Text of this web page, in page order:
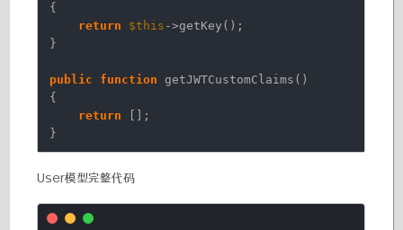
{
return
$this ->getKey();
}
public function
getJWTCustomClaims()
{
return
[];
}
User模型完整代码